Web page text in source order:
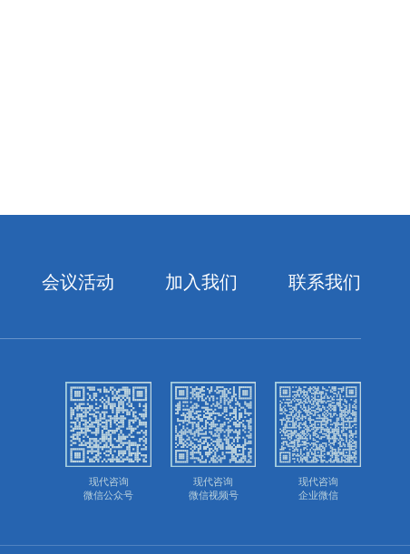
会议活动 加入我们 联系我们
现代咨询
微信公众号
现代咨询
微信视频号
现代咨询
企业微信